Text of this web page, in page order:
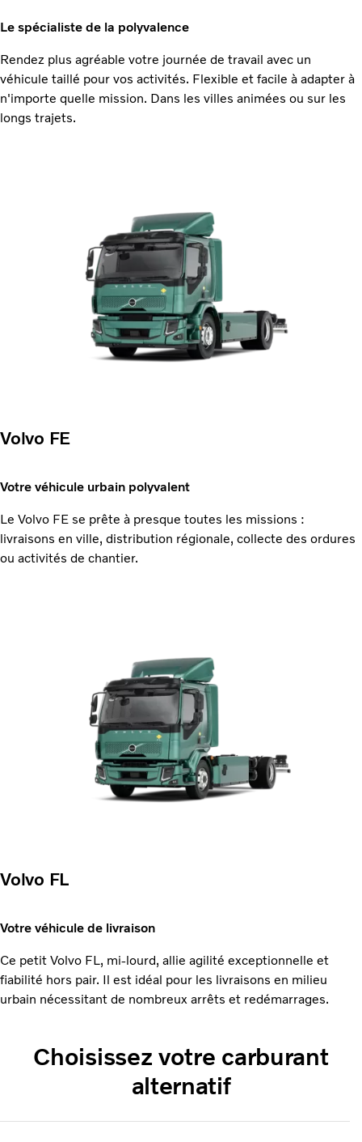
Le spécialiste de la polyvalence
Rendez plus agréable votre journée de travail avec un
véhicule taillé pour vos activités. Flexible et facile à adapter à
n'importe quelle mission. Dans les villes animées ou sur les
longs trajets.
Volvo FE
Votre véhicule urbain polyvalent
Le Volvo FE se prête à presque toutes les missions :
livraisons en ville, distribution régionale, collecte des ordures
ou activités de chantier.
Volvo FL
Votre véhicule de livraison
Ce petit Volvo FL, mi-lourd, allie agilité exceptionnelle et
fiabilité hors pair. Il est idéal pour les livraisons en milieu
urbain nécessitant de nombreux arrêts et redémarrages.
Choisissez votre carburant
alternatif